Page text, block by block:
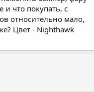
и что покупать, с
относительно мало,
Цвет - Nighthawk